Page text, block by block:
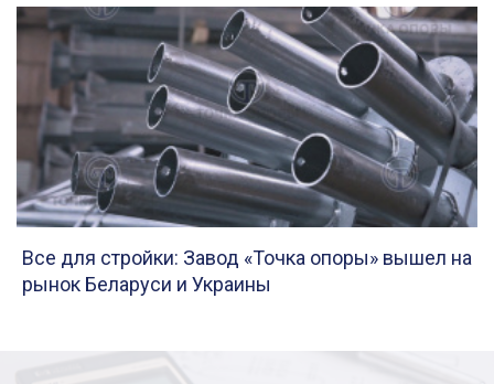
Все для стройки: Завод «Точка опоры» вышел на
рынок Беларуси и Украины